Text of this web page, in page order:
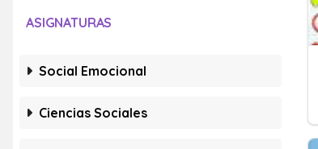
ASIGNATURAS
Social Emocional
Ciencias Sociales